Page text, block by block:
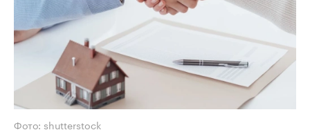
Фото: shutterstock